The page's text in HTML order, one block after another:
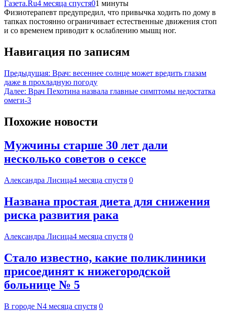
Газета.Ru4 месяца спустя01 минуты
Физиотерапевт предупредил, что привычка ходить по дому в
тапках постоянно ограничивает естественные движения стоп
и со временем приводит к ослаблению мышц ног.
Навигация по записям
Предыдущая: Врач: весеннее солнце может вредить глазам
даже в прохладную погоду
Далее: Врач Пехотина назвала главные симптомы недостатка
омеги-3
Похожие новости
Мужчины старше 30 лет дали
несколько советов о сексе
Александра Лисица4 месяца спустя 0
Названа простая диета для снижения
риска развития рака
Александра Лисица4 месяца спустя 0
Стало известно, какие поликлиники
присоединят к нижегородской
больнице № 5
В городе N4 месяца спустя 0